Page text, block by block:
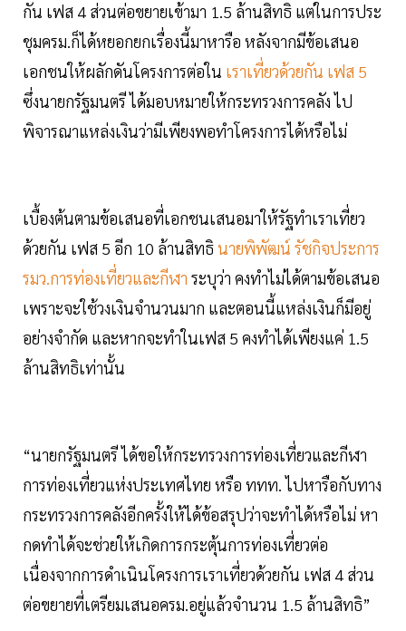
กัน เฟส 4 ส่วนต่อขยายเข้ามา 1.5 ล้านสิทธิ แต่ในการประ
ชุมครม.ก็ได้หยอกยกเรื่องนี้มาหารือ หลังจากมีข้อเสนอ
เอกชนให้ผลักดันโครงการต่อใน เราเที่ยวด้วยกัน เฟส 5
ซึ่งนายกรัฐมนตรี ได้มอบหมายให้กระทรวงการคลัง ไป
พิจารณาแหล่งเงินว่ามีเพียงพอทำโครงการได้หรือไม่
เบื้องต้นตามข้อเสนอที่เอกชนเสนอมาให้รัฐทำเราเที่ยว
ด้วยกัน เฟส 5 อีก 10 ล้านสิทธินายพิพัฒน์ รัชกิจประการ
รมว.การท่องเที่ยวและกีฬา ระบุว่า คงทำไม่ได้ตามข้อเสนอ
เพราะจะใช้วงเงินจำนวนมาก และตอนนี้แหล่งเงินก็มีอยู่
อย่างจำกัด และหากจะทำในเฟส 5 คงทำได้เพียงแค่ 1.5
ล้านสิทธิเท่านั้น
“นายกรัฐมนตรี ได้ขอให้กระทรวงการท่องเที่ยวและกีฬา
การท่องเที่ยวแห่งประเทศไทย หรือ ททท. ไปหารือกับทาง
กระทรวงการคลังอีกครั้งให้ได้ข้อสรุปว่าจะทำได้หรือไม่ หา
กดทำได้จะช่วยให้เกิดการกระตุ้นการท่องเที่ยวต่อ
เนื่องจากการดำเนินโครงการเราเที่ยวด้วยกัน เฟส 4 ส่วน
ต่อขยายที่เตรียมเสนอครม.อยู่แล้วจำนวน 1.5 ล้านสิทธิ”